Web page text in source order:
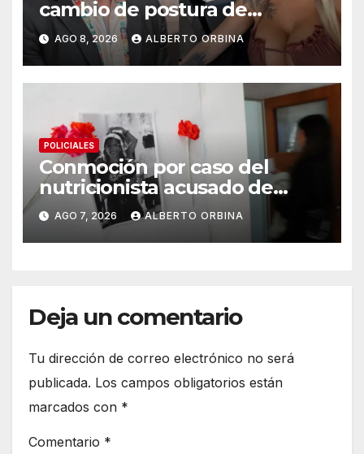
cambio de postura de
Candela Arizaga y los
beneficios de ser un Moyano
AGO 8, 2026 ALBERTO ORBINA
POLICIALES
Conmoción por caso del
nutricionista acusado de
matar a su esposa: “Todavía
no salimos del shock”
AGO 7, 2026 ALBERTO ORBINA
Deja un comentario
Tu dirección de correo electrónico no será
publicada. Los campos obligatorios están
marcados con *
Comentario *